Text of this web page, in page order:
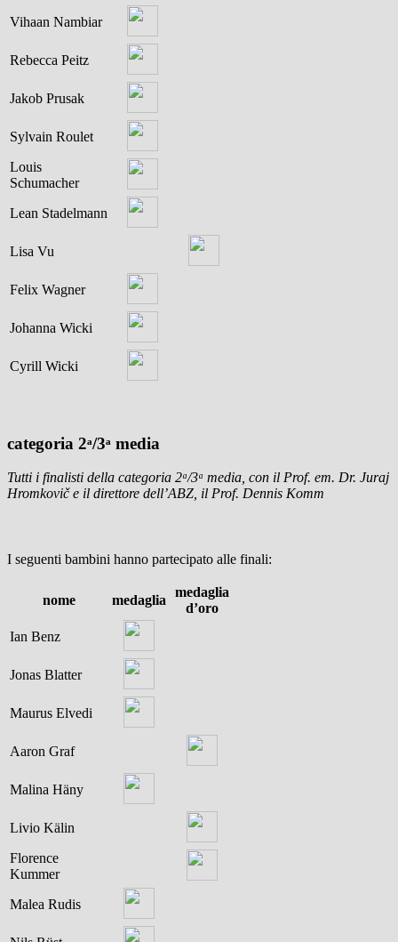
Vihaan Nambiar
Rebecca Peitz
Jakob Prusak
Sylvain Roulet
Louis
Schumacher
Lean Stadelmann
Lisa Vu
Felix Wagner
Johanna Wicki
Cyrill Wicki
categoria 2ᵃ/3ᵃ media
Tutti i finalisti della categoria 2ᵃ/3ᵃ media, con il Prof. em. Dr. Juraj
Hromkovič e il direttore dell’ABZ, il Prof. Dennis Komm
I seguenti bambini hanno partecipato alle finali:
nome medaglia
medaglia
d’oro
Ian Benz
Jonas Blatter
Maurus Elvedi
Aaron Graf
Malina Häny
Livio Kälin
Florence
Kummer
Malea Rudis